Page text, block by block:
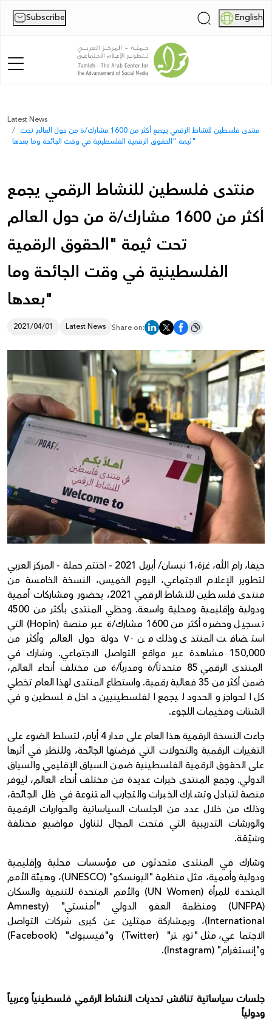
Subscribe | English
Home
About Us
Publications
Reports
Palestine Digital Activism Forum
Report
Latest News
منتدى فلسطين للنشاط الرقمي يجمع أكثر من 1600 مشارك/ة من حول العالم تحت
ثيمة "الحقوق الرقمية الفلسطينية في وقت الجائحة وما بعدها"
منتدى فلسطين للنشاط الرقمي يجمع
أكثر من 1600 مشارك/ة من حول العالم
تحت ثيمة "الحقوق الرقمية
الفلسطينية في وقت الجائحة وما
بعدها"
2021/04/01 Latest News Share on:
حيفا، رام الله، غزة،1 نيسان/ أبريل 2021 - اختتم حملة - المركز العربي
لتطوير الإعلام الاجتماعي، اليوم الخميس، النسخة الخامسة من
منتدى فلسطين للنشاط الرقمي 2021، بحضور ومشاركات أممية
ودولية وإقليمية ومحلية واسعة. وحظي المنتدى بأكثر من 4500
تسجيل وحضره أكثر من 1600 مشارك/ة عبر منصة (Hopin) التي
استضافت المنتدى وذلك من ٧٠ دولة حول العالم وأكثر من
150,000 مشاهدة عبر مواقع التواصل الاجتماعي. وشارك في
المنتدى الرقمي 85 متحدثاً/ة ومدرباً/ة من مختلف أنحاء العالم،
ضمن أكثر من 35 فعالية رقمية. واستطاع المنتدى لهذا العام تخطي
كل الحواجز والحدود ليجمع الفلسطينيين داخل فلسطين وفي
الشتات ومخيمات اللجوء.
جاءت النسخة الرقمية هذا العام على مدار 4 أيام، لتسلط الضوء على
التغيرات الرقمية والتحولات التي فرضتها الجائحة، وللنظر في أثرها
على الحقوق الرقمية الفلسطينية ضمن السياق الإقليمي والسياق
الدولي. وجمع المنتدى خبرات عديدة من مختلف أنحاء العالم، ليوفر
منصة لتبادل وتشارك الخبرات والتجارب المتنوعة في ظل الجائحة،
وذلك من خلال عدد من الجلسات السياساتية والحواريات الرقمية
والورشات التدريبية التي فتحت المجال لتناول مواضيع مختلفة
وشيّقة.
وشارك في المنتدى متحدثون من مؤسسات محلية وإقليمية
ودولية وأممية، مثل منظمة "اليونسكو" (UNESCO)، وهيئة الأمم
المتحدة للمرأة (UN Women) والأمم المتحدة للتنمية والسكان
(UNFPA) ومنظمة العفو الدولي "أمنستي" (Amnesty
International)، وبمشاركة ممثلين عن كبرى شركات التواصل
الاجتماعي، مثل "تويتر" (Twitter) و"فيسبوك" (Facebook)
و"إنستغرام" (Instagram).
جلسات سياساتية تناقش تحديات النشاط الرقمي فلسطينياً وعربياً
ودولياً